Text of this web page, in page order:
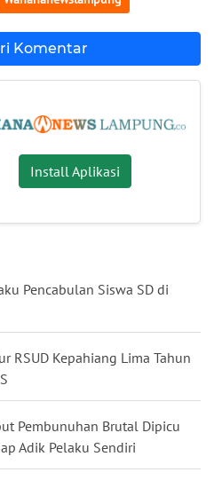
Komentar
Install Aplikasi
Pencabulan Siswa SD di
RSUD Kepahiang Lima Tahun
Pembunuhan Brutal Dipicu
Adik Pelaku Sendiri